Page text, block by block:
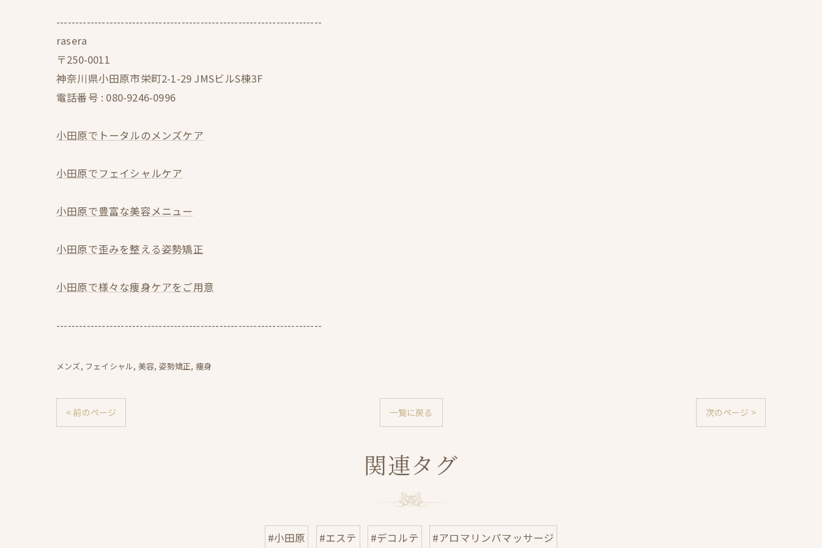
----------------------------------------------------------------------
rasera
〒250-0011
神奈川県小田原市栄町2-1-29 JMSビルS棟3F
電話番号 : 080-9246-0996
小田原でトータルのメンズケア
小田原でフェイシャルケア
小田原で豊富な美容メニュー
小田原で歪みを整える姿勢矯正
小田原で様々な痩身ケアをご用意
----------------------------------------------------------------------
メンズ フェイシャル 美容 姿勢矯正 痩身
< 前のページ 一覧に戻る 次のページ >
関連タグ
#小田原 #エステ #デコルテ #アロマリンパマッサージ